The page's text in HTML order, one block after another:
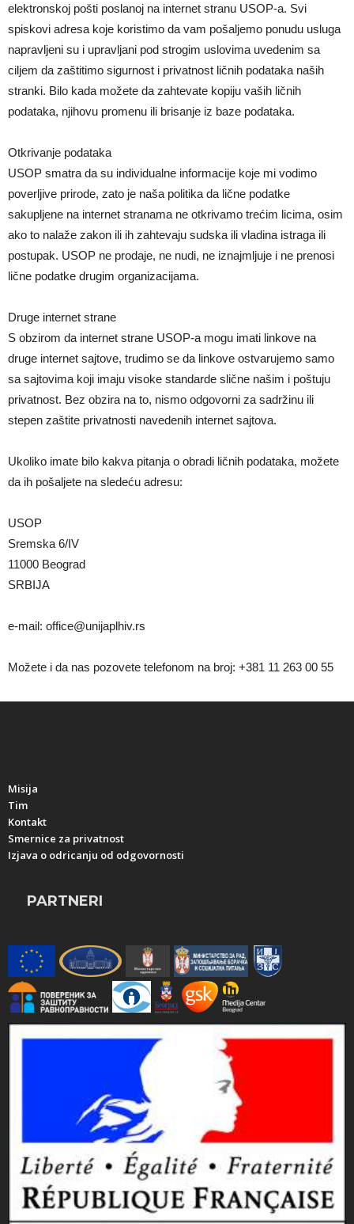
elektronskoj pošti poslanoj na internet stranu USOP-a. Svi
spiskovi adresa koje koristimo da vam pošaljemo ponudu usluga
napravljeni su i upravljani pod strogim uslovima uvedenim sa
ciljem da zaštitimo sigurnost i privatnost ličnih podataka naših
stranki. Bilo kada možete da zahtevate kopiju vaših ličnih
podataka, njihovu promenu ili brisanje iz baze podataka.
Otkrivanje podataka
USOP smatra da su individualne informacije koje mi vodimo
poverljive prirode, zato je naša politika da lične podatke
sakupljene na internet stranama ne otkrivamo trećim licima, osim
ako to nalaže zakon ili ih zahtevaju sudska ili vladina istraga ili
postupak. USOP ne prodaje, ne nudi, ne iznajmljuje i ne prenosi
lične podatke drugim organizacijama.
Druge internet strane
S obzirom da internet strane USOP-a mogu imati linkove na
druge internet sajtove, trudimo se da linkove ostvarujemo samo
sa sajtovima koji imaju visoke standarde slične našim i poštuju
privatnost. Bez obzira na to, nismo odgovorni za sadržinu ili
stepen zaštite privatnosti navedenih internet sajtova.
Ukoliko imate bilo kakva pitanja o obradi ličnih podataka, možete
da ih pošaljete na sledeću adresu:
USOP
Sremska 6/IV
11000 Beograd
SRBIJA
e-mail: office@unijaplhiv.rs
Možete i da nas pozovete telefonom na broj: +381 11 263 00 55
Misija
Tim
Kontakt
Smernice za privatnost
Izjava o odricanju od odgovornosti
PARTNERI